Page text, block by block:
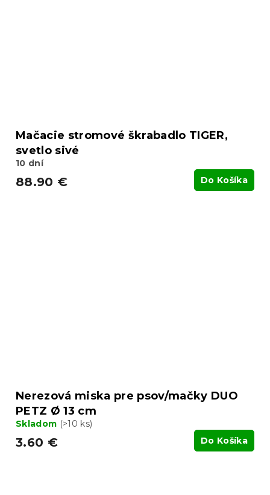
Mačacie stromové škrabadlo TIGER,
svetlo sivé
10 dní
88.90 € Do Košíka
Nerezová miska pre psov/mačky DUO
PETZ Ø 13 cm
Skladom (>10 ks)
3.60 € Do Košíka